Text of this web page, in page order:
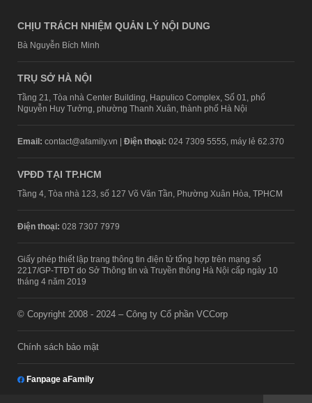
CHỊU TRÁCH NHIỆM QUẢN LÝ NỘI DUNG
Bà Nguyễn Bích Minh
TRỤ SỞ HÀ NỘI
Tầng 21, Tòa nhà Center Building, Hapulico Complex, Số 01, phố
Nguyễn Huy Tưởng, phường Thanh Xuân, thành phố Hà Nội
Email: contact@afamily.vn | Điện thoại: 024 7309 5555, máy lẻ 62.370
VPĐD TẠI TP.HCM
Tầng 4, Tòa nhà 123, số 127 Võ Văn Tần, Phường Xuân Hòa, TPHCM
Điện thoại: 028 7307 7979
Giấy phép thiết lập trang thông tin điện tử tổng hợp trên mạng số
2217/GP-TTĐT do Sở Thông tin và Truyền thông Hà Nội cấp ngày 10
tháng 4 năm 2019
© Copyright 2008 - 2024 – Công ty Cổ phần VCCorp
Chính sách bảo mật
Fanpage aFamily